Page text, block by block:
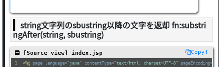
string文字列のsbustring以降の文字を返却 fn:substri
ngAfter(string, sbustring)
Copy!
[Source view] index.jsp
<%@ page language="java" contentType="text/html; charset=UTF-8" pageEncoding=